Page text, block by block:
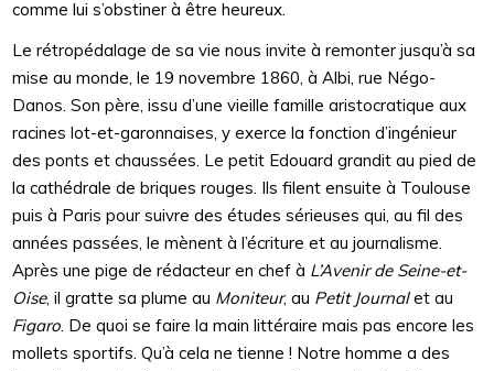
comme lui s’obstiner à être heureux.
Le rétropédalage de sa vie nous invite à remonter jusqu’à sa
mise au monde, le 19 novembre 1860, à Albi, rue Négo-
Danos. Son père, issu d’une vieille famille aristocratique aux
racines lot-et-garonnaises, y exerce la fonction d’ingénieur
des ponts et chaussées. Le petit Edouard grandit au pied de
la cathédrale de briques rouges. Ils filent ensuite à Toulouse
puis à Paris pour suivre des études sérieuses qui, au fil des
années passées, le mènent à l’écriture et au journalisme.
Après une pige de rédacteur en chef à L’Avenir de Seine-et-
Oise, il gratte sa plume au Moniteur, au Petit Journalet au
Figaro. De quoi se faire la main littéraire mais pas encore les
mollets sportifs. Qu’à cela ne tienne ! Notre homme a des